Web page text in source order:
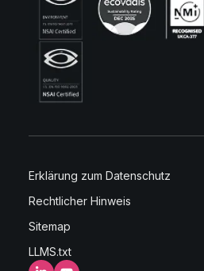
Erklärung zum Datenschutz
Rechtlicher Hinweis
Sitemap
LLMS.txt